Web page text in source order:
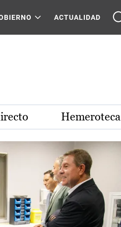
ACTUALIDAD
Hemeroteca